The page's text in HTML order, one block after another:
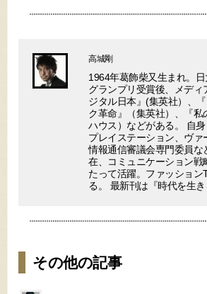
高城剛
1964年葛飾柴又生まれ。
グランプリ受賞後、メデ
ジタル日本』(集英社）、
ク革命』（集英社）、『
ハウス）などがある。 自
プレイステーション、ヴ
情報通信審議会専門委員
在、コミュニケーション
たって活躍。ファッショ
る。 最新刊は『時代を生
その他の記事